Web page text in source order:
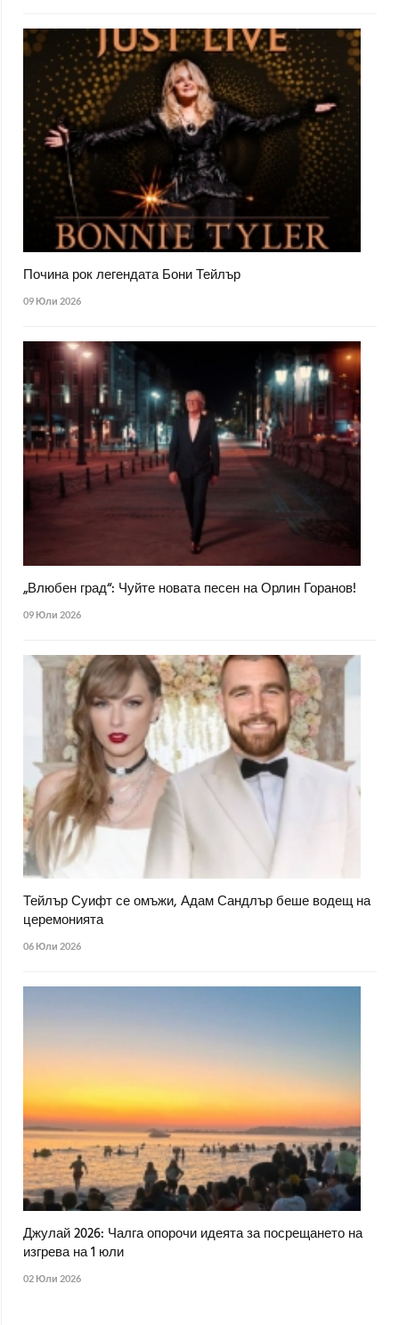
Почина рок легендата Бони Тейлър
09 Юли 2026
„Влюбен град“: Чуйте новата песен на Орлин Горанов!
09 Юли 2026
Тейлър Суифт се омъжи, Адам Сандлър беше водещ на
церемонията
06 Юли 2026
Джулай 2026: Чалга опорочи идеята за посрещането на
изгрева на 1 юли
02 Юли 2026